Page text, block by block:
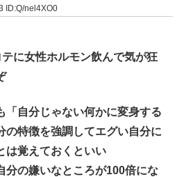
ID:Q/nel4XO0
に女性ホルモン飲んで気が狂
「自分じゃない何かに変身する
の特徴を強調してエグい自分に
は覚えておくといい
分の嫌いなところが100倍にな